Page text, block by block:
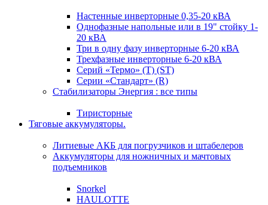
Настенные инверторные 0,35-20 кВА
Однофазные напольные или в 19" стойку 1-
20 кВА
Три в одну фазу инверторные 6-20 кВА
Трехфазные инверторные 6-20 кВА
Серий «Термо» (T) (ST)
Серии «Стандарт» (R)
Стабилизаторы Энергия : все типы
Тиристорные
Тяговые аккумуляторы.
Литиевые АКБ для погрузчиков и штабелеров
Аккумуляторы для ножничных и мачтовых
подъемников
Snorkel
HAULOTTE